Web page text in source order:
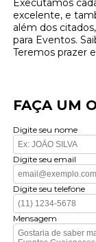
Executamos
excelente, e
além dos
para Eventos.
Teremos prazer
FAÇA UM
Digite seu nome
Digite seu email
Digite seu telefone
Mensagem